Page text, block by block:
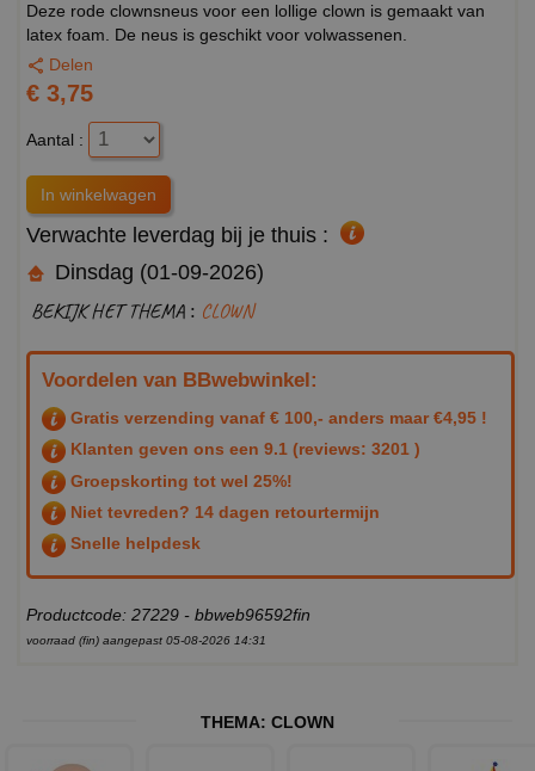
Deze rode clownsneus voor een lollige clown is gemaakt van
latex foam. De neus is geschikt voor volwassenen.
Delen
€ 3,75
Aantal :
Verwachte leverdag bij je thuis :
Dinsdag (01-09-2026)
BEKIJK HET THEMA : CLOWN
Voordelen van BBwebwinkel:
Gratis verzending vanaf € 100,- anders maar €4,95 !
Klanten geven ons een 9.1 (reviews: 3201 )
Groepskorting tot wel 25%!
Niet tevreden? 14 dagen retourtermijn
Snelle helpdesk
Productcode: 27229 - bbweb96592fin
voorraad (fin) aangepast 05-08-2026 14:31
THEMA: CLOWN